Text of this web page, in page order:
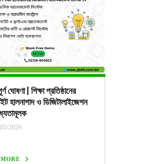
ঘোষণা | শিক্ষা প্রতিষ্ঠানের
হালনাগাদ ও ডিজিটালাইজেশন
2026